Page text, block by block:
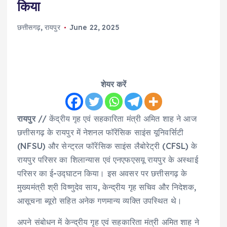
किया
छत्तीसगढ़,रायपुर June 22, 2025
शेयर करें
रायपुर// केंद्रीय गृह एवं सहकारिता मंत्री अमित शाह ने आज
छत्तीसगढ़ के रायपुर में नेशनल फॉरेंसिक साइंस यूनिवर्सिटी
(NFSU) और सेन्ट्रल फॉरेंसिक साइंस लैबोरेट्री (CFSL) के
रायपुर परिसर का शिलान्यास एवं एनएफएसयू रायपुर के अस्थाई
परिसर का ई-उद्घाटन किया। इस अवसर पर छत्तीसगढ़ के
मुख्यमंत्री श्री विष्णुदेव साय, केन्द्रीय गृह सचिव और निदेशक,
आसूचना ब्यूरो सहित अनेक गणमान्य व्यक्ति उपस्थित थे।
अपने संबोधन में केन्द्रीय गृह एवं सहकारिता मंत्री अमित शाह ने